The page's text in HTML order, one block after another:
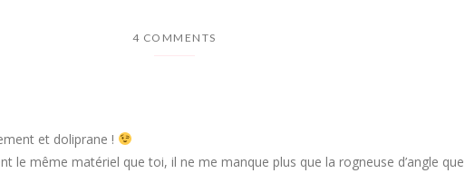
4 COMMENTS
et doliprane !
le même matériel que toi, il ne me manque plus que la rogneuse d’angle